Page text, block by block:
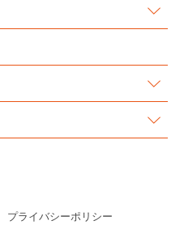
プライバシーポリシー